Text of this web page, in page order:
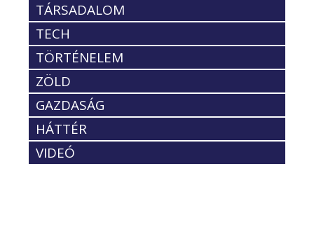
TÁRSADALOM
TECH
TÖRTÉNELEM
ZÖLD
GAZDASÁG
HÁTTÉR
VIDEÓ